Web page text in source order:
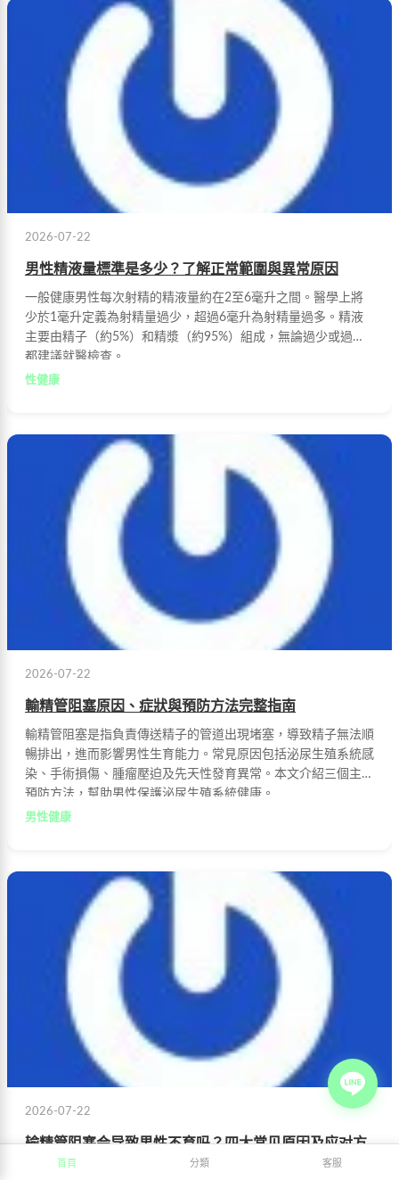
2026-07-22
男性精液量標準是多少？了解正常範圍與異常原因
一般健康男性每次射精的精液量約在2至6毫升之間。醫學上將
少於1毫升定義為射精量過少，超過6毫升為射精量過多。精液
主要由精子（約5%）和精漿（約95%）組成，無論過少或過多
都建議就醫檢查。
性健康
2026-07-22
輸精管阻塞原因、症狀與預防方法完整指南
輸精管阻塞是指負責傳送精子的管道出現堵塞，導致精子無法順
暢排出，進而影響男性生育能力。常見原因包括泌尿生殖系統感
染、手術損傷、腫瘤壓迫及先天性發育異常。本文介紹三個主要
預防方法，幫助男性保護泌尿生殖系統健康。
男性健康
2026-07-22
输精管阻塞会导致男性不育吗？四大常见原因及应对方
首頁 分類 客服